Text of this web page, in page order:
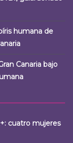
humana de
Canaria bajo
cuatro mujeres